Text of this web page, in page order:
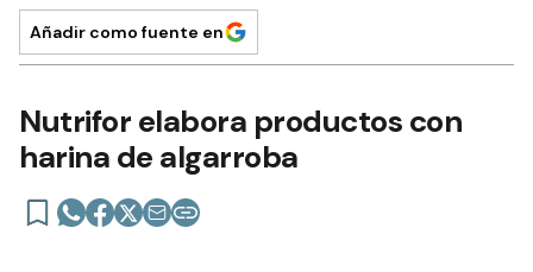
Añadir como fuente en
Nutrifor elabora productos con
harina de algarroba